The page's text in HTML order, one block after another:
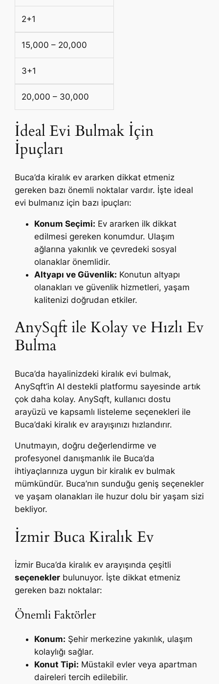
2+1
15,000 – 20,000
3+1
20,000 – 30,000
İdeal Evi Bulmak İçin
İpuçları
Buca’da kiralık ev ararken dikkat etmeniz
gereken bazı önemli noktalar vardır. İşte ideal
evi bulmanız için bazı ipuçları:
Konum Seçimi: Ev ararken ilk dikkat
edilmesi gereken konumdur. Ulaşım
ağlarına yakınlık ve çevredeki sosyal
olanaklar önemlidir.
Altyapı ve Güvenlik: Konutun altyapı
olanakları ve güvenlik hizmetleri, yaşam
kalitenizi doğrudan etkiler.
AnySqft ile Kolay ve Hızlı Ev
Bulma
Buca’da hayalinizdeki kiralık evi bulmak,
AnySqft’in AI destekli platformu sayesinde artık
çok daha kolay. AnySqft, kullanıcı dostu
arayüzü ve kapsamlı listeleme seçenekleri ile
Buca’daki kiralık ev arayışınızı hızlandırır.
Unutmayın, doğru değerlendirme ve
profesyonel danışmanlık ile Buca’da
ihtiyaçlarınıza uygun bir kiralık ev bulmak
mümkündür. Buca’nın sunduğu geniş seçenekler
ve yaşam olanakları ile huzur dolu bir yaşam sizi
bekliyor.
İzmir Buca Kiralık Ev
İzmir Buca’da kiralık ev arayışında çeşitli
seçenekler bulunuyor. İşte dikkat etmeniz
gereken bazı noktalar:
Önemli Faktörler
Konum: Şehir merkezine yakınlık, ulaşım
kolaylığı sağlar.
Konut Tipi: Müstakil evler veya apartman
daireleri tercih edilebilir.